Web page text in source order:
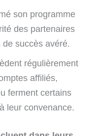
son programme
des partenaires
succès avéré.
régulièrement
affiliés,
ferment certains
leur convenance.